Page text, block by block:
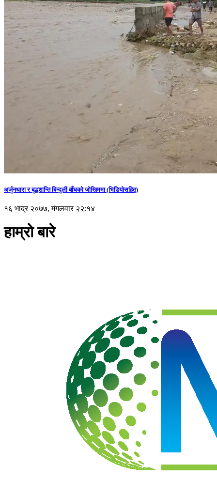
अर्जुनधारा र बुद्धशान्ति बिन्दुली बाँधको जोखिममा (भिडियाेसहित)
१६ भाद्र २०७७, मंगलवार २२:१४
हाम्रो बारे